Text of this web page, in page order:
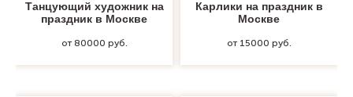
Танцующий художник на
праздник в Москве
от 80000 руб.
Карлики на праздник в
Москве
от 15000 руб.